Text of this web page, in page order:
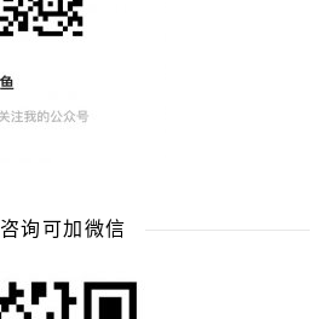
咨询可加微信